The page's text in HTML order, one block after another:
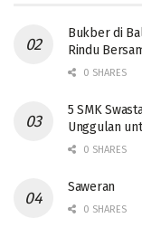
Bukber di
Rindu
0 SHARES
5 SMK
Unggulan
0 SHARES
Saweran
0 SHARES